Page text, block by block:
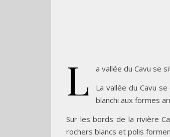
L
a vallée du Cavu se
La vallée du Cavu
blanchi aux formes
Sur les bords de la rivière
rochers blancs et polis